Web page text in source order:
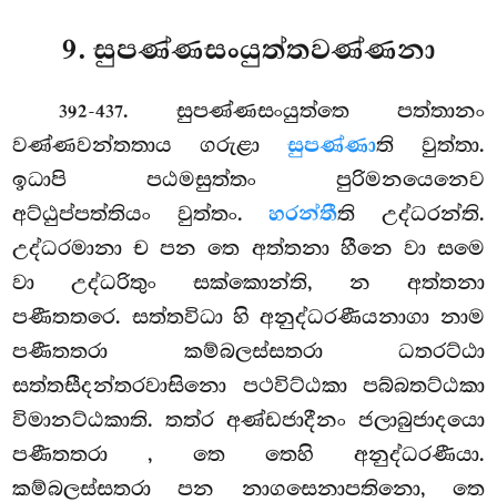
9. සුපණ්ණසංයුත්තවණ්ණනා
392-437. සුපණ්ණසංයුත්තෙ පත්තානං
වණ්ණවන්තතාය ගරුළා සුපණ්ණාති වුත්තා.
ඉධාපි පඨමසුත්තං පුරිමනයෙනෙව
අට්ඨුප්පත්තියං වුත්තං.හරන්තීති උද්ධරන්ති.
උද්ධරමානා ච පන තෙ අත්තනා හීනෙ වා සමෙ
වා උද්ධරිතුං සක්කොන්ති, න අත්තනා
පණීතතරෙ. සත්තවිධා හි අනුද්ධරණීයනාගා නාම
පණීතතරා කම්බලස්සතරා ධතරට්ඨා
සත්තසීදන්තරවාසිනො පථවිට්ඨකා පබ්බතට්ඨකා
විමානට්ඨකාති. තත්ර අණ්ඩජාදීනං ජලාබුජාදයො
පණීතතරා, තෙ තෙහි අනුද්ධරණීයා.
කම්බලස්සතරා පන නාගසෙනාපතිනො, තෙ